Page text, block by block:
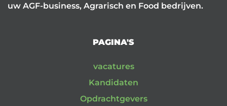
uw AGF-business, Agrarisch en Food bedrijven.
PAGINA'S
vacatures
Kandidaten
Opdrachtgevers